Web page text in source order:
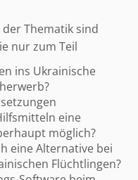
Thematik sind
nur zum Teil
ins Ukrainische
eine
möglich?
eine Alternative bei
Flüchtlingen?